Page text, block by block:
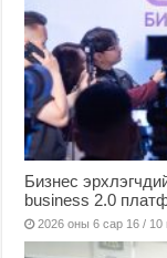
Бизнес
business 2.0
2026 оны 6 сар 16 / 10